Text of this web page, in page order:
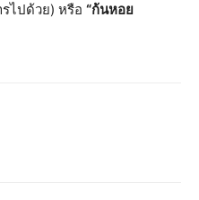
ไปด้วย) หรือ “ก้นหอย